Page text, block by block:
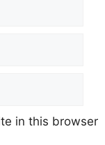
in this browser